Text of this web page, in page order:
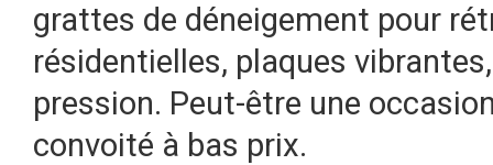
grattes de déneigement pour
résidentielles, plaques
pression. Peut-être une
convoité à bas prix.